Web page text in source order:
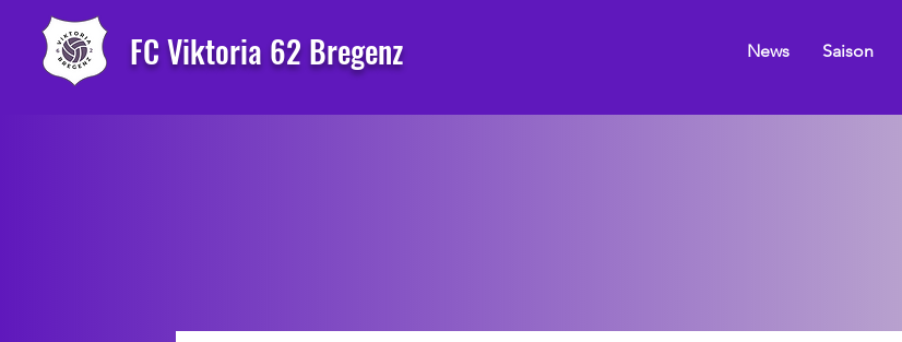
FC Viktoria 62 Bregenz News Saison